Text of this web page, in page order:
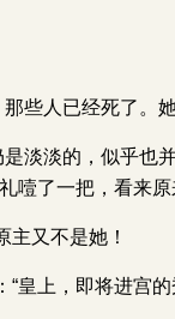
些人已经死了。
是淡淡的，似乎
噎了一把，看来
主又不是她！
皇上，即将进宫